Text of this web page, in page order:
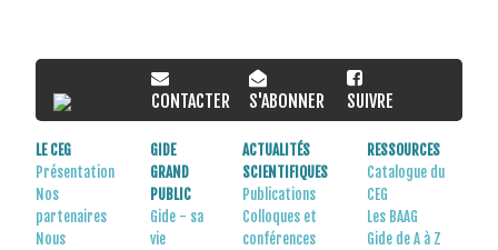
CONTACTER S'ABONNER SUIVRE
LE CEG
Présentation
Nos
partenaires
Nous
GIDE
GRAND
PUBLIC
Gide - sa
vie
ACTUALITÉS
SCIENTIFIQUES
Publications
Colloques et
conférences
RESSOURCES
Catalogue du
CEG
Les BAAG
Gide de A à Z